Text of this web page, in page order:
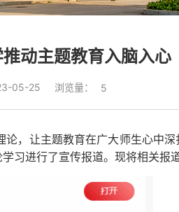
动主题教育入脑入心
05-25 浏览量： 5
，让主题教育在广大师生心中
习进行了宣传报道。现将相关报